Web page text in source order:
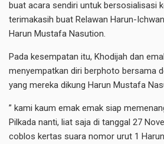
buat acara sendiri untuk bersosialisasi
terimakasih buat Relawan Harun-
Harun Mustafa Nasution.
Pada kesempatan itu, Khodijah dan
menyempatkan diri berphoto bersama
yang mereka dikung Harun Mustafa
” kami kaum emak emak siap
Pilkada nanti, liat saja di tanggal 27
coblos kertas suara nomor urut 1